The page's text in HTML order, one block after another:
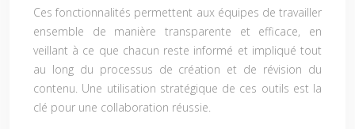
Ces fonctionnalités permettent aux équipes de travailler
ensemble de manière transparente et efficace, en
veillant à ce que chacun reste informé et impliqué tout
au long du processus de création et de révision du
contenu. Une utilisation stratégique de ces outils est la
clé pour une collaboration réussie.